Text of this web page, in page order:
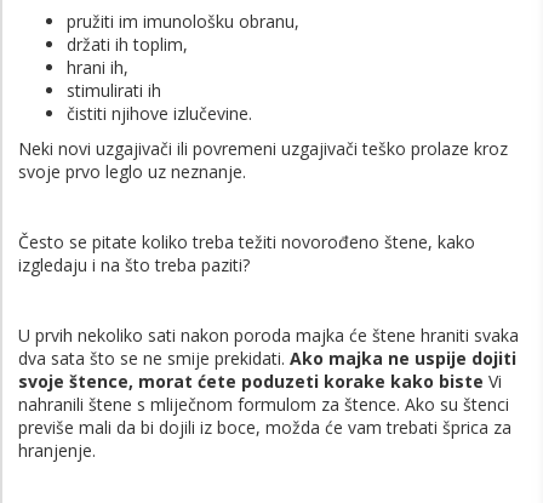
pružiti im imunološku obranu,
držati ih toplim,
hrani ih,
stimulirati ih
čistiti njihove izlučevine.
Neki novi uzgajivači ili povremeni uzgajivači teško prolaze kroz
svoje prvo leglo uz neznanje.
Često se pitate koliko treba težiti novorođeno štene, kako
izgledaju i na što treba paziti?
U prvih nekoliko sati nakon poroda majka će štene hraniti svaka
dva sata što se ne smije prekidati. Ako majka ne uspije dojiti
svoje štence, morat ćete poduzeti korake kako biste Vi
nahranili štene s mliječnom formulom za štence. Ako su štenci
previše mali da bi dojili iz boce, možda će vam trebati šprica za
hranjenje.